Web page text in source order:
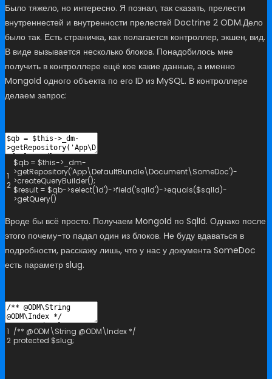
Было тяжело, но интересно. Я познал, так сказать, прелести
внутреннестей и внутренности прелестей Doctrine 2 ODM.Дело
было так. Есть страничка, как полагается контроллер, экшен, вид.
В виде вызывается несколько блоков. Понадобилось мне
получить в контроллере ещё кое какие данные, а именно
MongoId одного объекта по его ID из MySQL. В контроллере
делаем запрос:
1
2
$qb = $this-> _dm-
>getRepository('App\DefaultBundle\Document\SomeDoc')-
>createQueryBuilder();
$result = $qb->select('id')->field('sqlId')->equals($sqlId)-
>getQuery()
Вроде бы всё просто. Получаем MongoId по SqlId. Однако после
этого почему-то падал один из блоков. Не буду вдаваться в
подробности, расскажу лишь, что у нас у документа SomeDoc
есть параметр slug.
1
2
/** @ODM\String @ODM\Index */
protected $slug;